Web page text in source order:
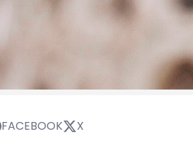
FACEBOOK X